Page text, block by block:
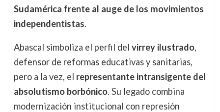
Sudamérica frente al auge de los movimientos
independentistas.
Abascal simboliza el perfil del virrey ilustrado,
defensor de reformas educativas y sanitarias,
pero a la vez, el representante intransigente del
absolutismo borbónico. Su legado combina
modernización institucional con represión